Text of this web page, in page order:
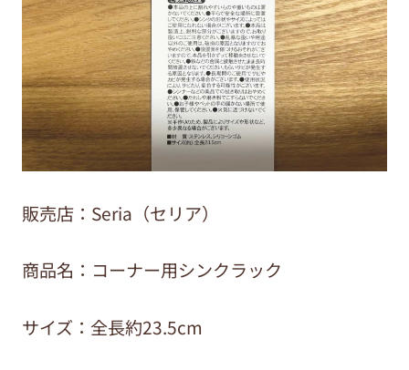
販売店：Seria（セリア）
商品名：コーナー用シンクラック
サイズ：全長約23.5cm